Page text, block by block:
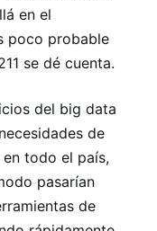
en el
poco probable
se dé cuenta.
del big data
de
en todo el país,
pasarían
de